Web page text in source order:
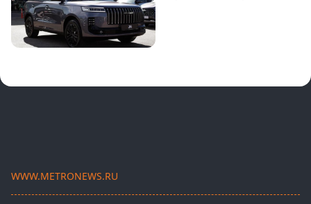
WWW.METRONEWS.RU